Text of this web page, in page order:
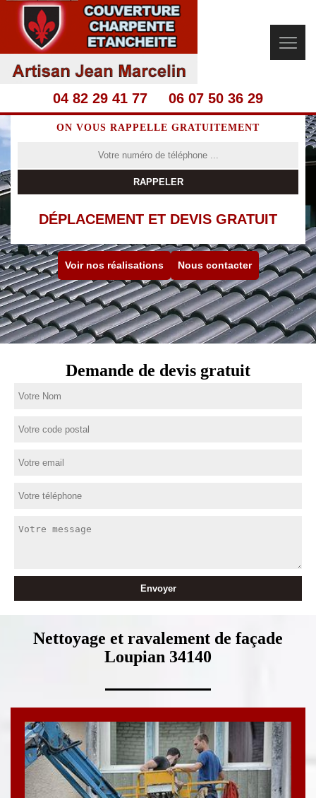
04 82 29 41 77 06 07 50 36 29
ON VOUS RAPPELLE GRATUITEMENT
DÉPLACEMENT ET DEVIS GRATUIT
Voir nos réalisations Nous contacter
Demande de devis gratuit
Nettoyage et ravalement de façade
Loupian 34140